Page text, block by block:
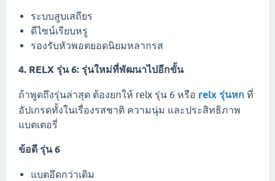
ระบบสูบเสถียร
ดีไซน์เรียบหรู
รองรับหัวพอตยอดนิยมหลากรส
4. RELX รุ่น 6: รุ่นใหม่ที่พัฒนาไปอีกขั้น
ถ้าพูดถึงรุ่นล่าสุด ต้องยกให้ relx รุ่น 6 หรือ relx รุ่นหก ที่
อัปเกรดทั้งในเรื่องรสชาติ ความนุ่ม และประสิทธิภาพ
แบตเตอรี่
ข้อดี รุ่น 6
แบตอึดกว่าเดิม